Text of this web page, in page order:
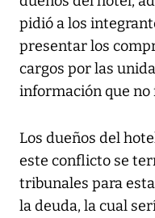
pidió a los
presentar los
cargos por las
información que no
Los dueños del
este conflicto se
tribunales para
la deuda, la cual